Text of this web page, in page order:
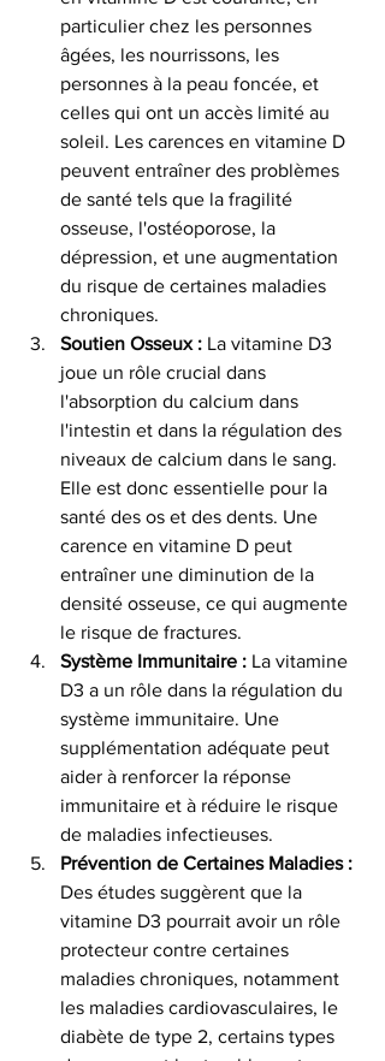
particulier chez les personnes
âgées, les nourrissons, les
personnes à la peau foncée, et
celles qui ont un accès limité au
soleil. Les carences en vitamine D
peuvent entraîner des problèmes
de santé tels que la fragilité
osseuse, l'ostéoporose, la
dépression, et une augmentation
du risque de certaines maladies
chroniques.
Soutien Osseux : La vitamine D3
joue un rôle crucial dans
l'absorption du calcium dans
l'intestin et dans la régulation des
niveaux de calcium dans le sang.
Elle est donc essentielle pour la
santé des os et des dents. Une
carence en vitamine D peut
entraîner une diminution de la
densité osseuse, ce qui augmente
le risque de fractures.
Système Immunitaire : La vitamine
D3 a un rôle dans la régulation du
système immunitaire. Une
supplémentation adéquate peut
aider à renforcer la réponse
immunitaire et à réduire le risque
de maladies infectieuses.
Prévention de Certaines Maladies :
Des études suggèrent que la
vitamine D3 pourrait avoir un rôle
protecteur contre certaines
maladies chroniques, notamment
les maladies cardiovasculaires, le
diabète de type 2, certains types